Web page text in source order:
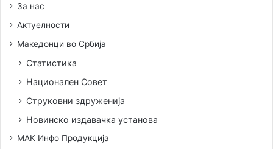
За нас
Актуелности
Македонци во Србија
Статистика
Национален Совет
Струковни здруженија
Новинско издавачка установа
МАК Инфо Продукција